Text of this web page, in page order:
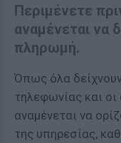
Περιμένετε
αναμένεται να
πληρωμή.
Όπως όλα
τηλεφωνίας και οι
αναμένεται να
της υπηρεσίας,